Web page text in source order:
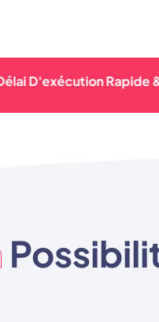
Rapide &